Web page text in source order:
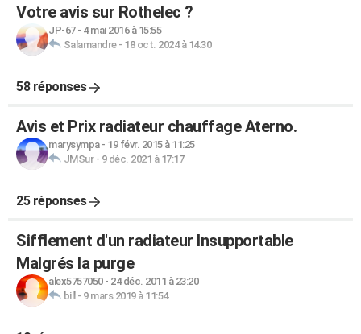
Votre avis sur Rothelec ?
JP-67- 4 mai 2016 à 15:55
Salamandre- 18 oct. 2024 à 14:30
58 réponses
Avis et Prix radiateur chauffage Aterno.
marysympa- 19 févr. 2015 à 11:25
JMSur- 9 déc. 2021 à 17:17
25 réponses
Sifflement d'un radiateur Insupportable
Malgrés la purge
alex5757050- 24 déc. 2011 à 23:20
bill - 9 mars 2019 à 11:54